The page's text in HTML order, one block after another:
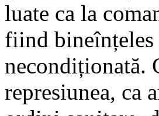
luate ca la
fiind bineînțeles
necondiționată.
represiunea, ca